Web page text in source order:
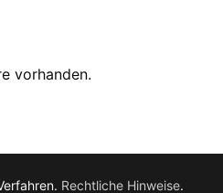
vorhanden.
Rechtliche Hinweise.